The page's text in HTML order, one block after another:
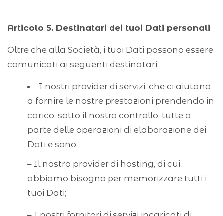
Articolo 5. Destinatari dei tuoi Dati personali
Oltre che alla Società, i tuoi Dati possono essere
comunicati ai seguenti destinatari:
I nostri provider di servizi, che ci aiutano
a fornire le nostre prestazioni prendendo in
carico, sotto il nostro controllo, tutte o
parte delle operazioni di elaborazione dei
Dati e sono:
– Il nostro provider di hosting, di cui
abbiamo bisogno per memorizzare tutti i
tuoi Dati;